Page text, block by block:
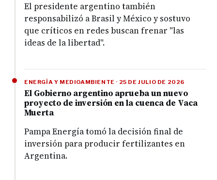
El presidente argentino también
responsabilizó a Brasil y México y sostuvo
que críticos en redes buscan frenar "las
ideas de la libertad".
ENERGÍA Y MEDIOAMBIENTE · 25 DE JULIO DE 2026
El Gobierno argentino aprueba un nuevo
proyecto de inversión en la cuenca de Vaca
Muerta
Pampa Energía tomó la decisión final de
inversión para producir fertilizantes en
Argentina.